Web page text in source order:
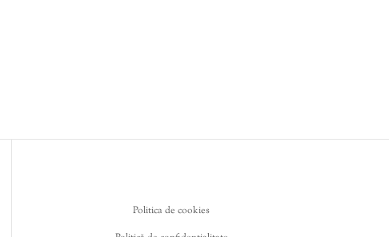
Politica de cookies